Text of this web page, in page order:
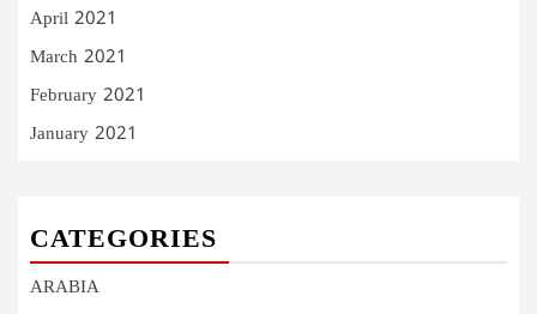
April 2021
March 2021
February 2021
January 2021
CATEGORIES
ARABIA